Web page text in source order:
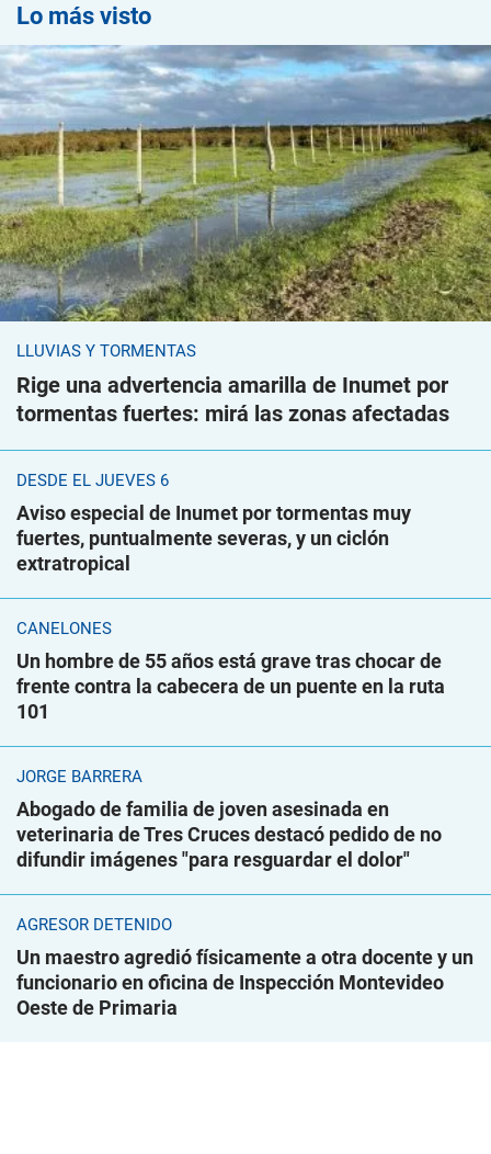
Lo más visto
LLUVIAS Y TORMENTAS
Rige una advertencia amarilla de Inumet por
tormentas fuertes: mirá las zonas afectadas
DESDE EL JUEVES 6
Aviso especial de Inumet por tormentas muy
fuertes, puntualmente severas, y un ciclón
extratropical
CANELONES
Un hombre de 55 años está grave tras chocar de
frente contra la cabecera de un puente en la ruta
101
JORGE BARRERA
Abogado de familia de joven asesinada en
veterinaria de Tres Cruces destacó pedido de no
difundir imágenes "para resguardar el dolor"
AGRESOR DETENIDO
Un maestro agredió físicamente a otra docente y un
funcionario en oficina de Inspección Montevideo
Oeste de Primaria